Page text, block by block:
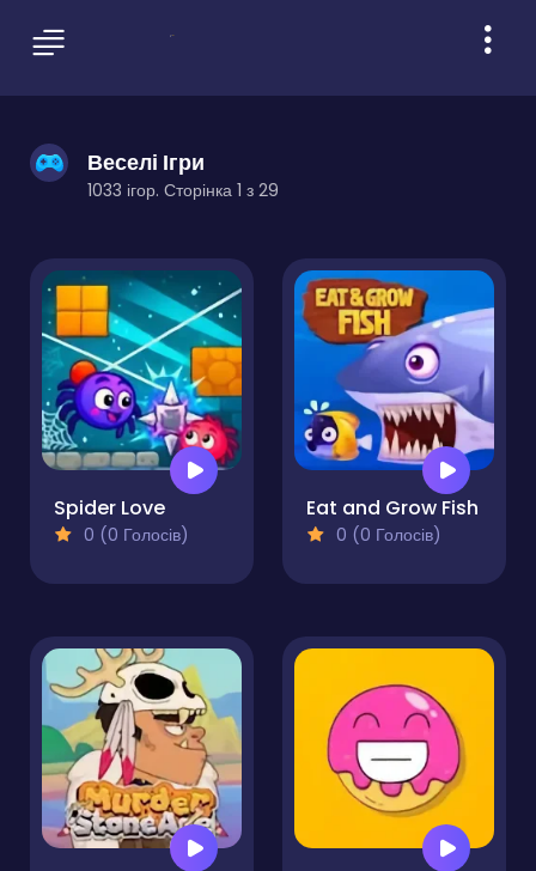
Веселі Ігри
1033 ігор. Сторінка 1 з 29
Spider Love
0 (0 Голосів)
Eat and Grow Fish
0 (0 Голосів)